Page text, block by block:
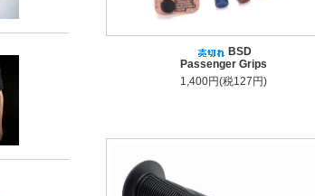
BSD
Passenger Grips
1,400円(税127円)